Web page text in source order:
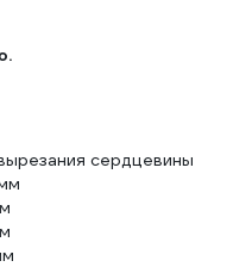
сердцевины